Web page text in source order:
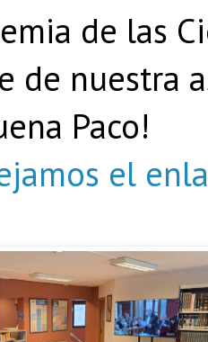
de las
de nuestra
Paco!
el